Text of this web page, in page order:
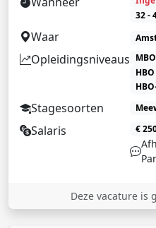
32 -
Waar
Opleidingsniveaus
Stagesoorten
Salaris €
Deze vacature is